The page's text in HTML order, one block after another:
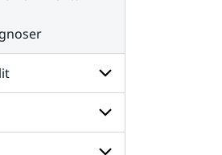
Undersidor
för
Radar